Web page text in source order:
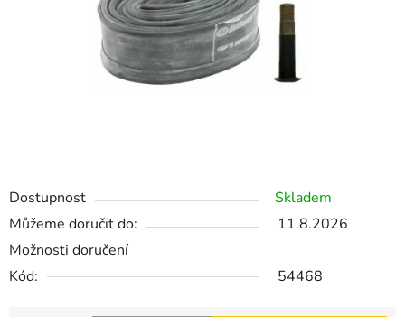
Dostupnost
Skladem
Můžeme doručit do:
11.8.2026
Možnosti doručení
Kód:
54468